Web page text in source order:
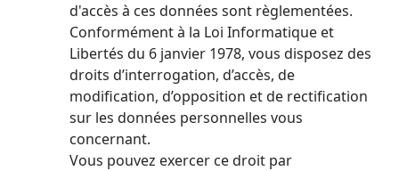
d'accès à ces données sont règlementées.
Conformément à la Loi Informatique et
Libertés du 6 janvier 1978, vous disposez des
droits d’interrogation, d’accès, de
modification, d’opposition et de rectification
sur les données personnelles vous
concernant.
Vous pouvez exercer ce droit par